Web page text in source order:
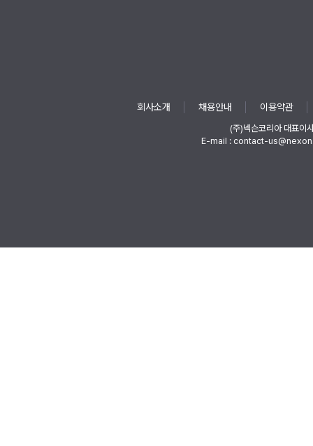
회사소개 채용안내 이용약관
(주)넥슨코리아 대표이
E-mail : contact-